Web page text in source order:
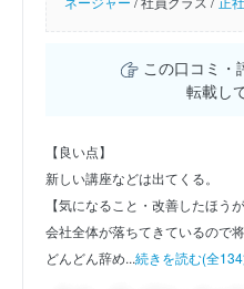
この口コミ・
転載し
【良い点】
新しい講座などは出てくる。
【気になること・改善したほう
会社全体が落ちてきているので
どんどん辞め...続きを読む(全